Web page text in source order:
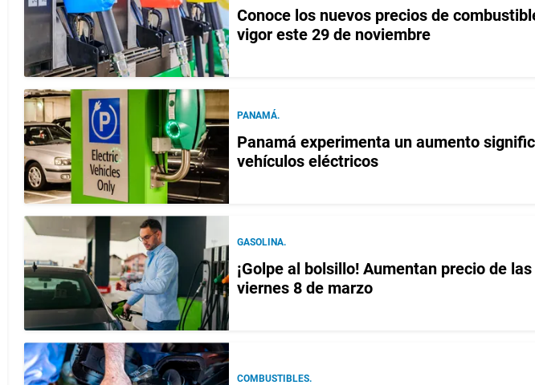
Conoce los nuevos precios de
vigor este 29 de noviembre
PANAMÁ.
Panamá experimenta un aumento
vehículos eléctricos
GASOLINA.
¡Golpe al bolsillo! Aumentan precio de
viernes 8 de marzo
COMBUSTIBLES.